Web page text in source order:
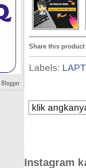
Share this product
Labels:
klik
Instagram
Blogger.